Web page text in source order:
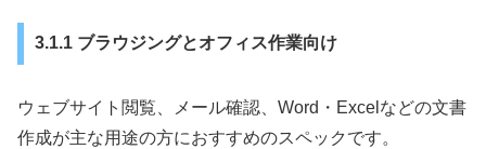
3.1.1 ブラウジングとオフィス作業向け
ウェブサイト閲覧、メール確認、Word・Excelなどの文書
作成が主な用途の方におすすめのスペックです。